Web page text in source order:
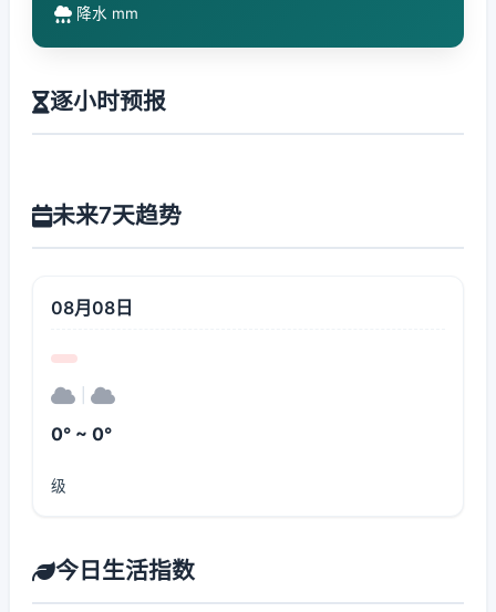
降水 mm
逐小时预报
未来7天趋势
08月08日
0° ~ 0°
级
今日生活指数